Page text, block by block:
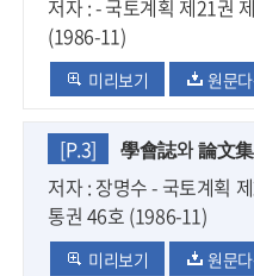
저자 : - 국토계획 제21권
(1986-11)
미리보기 원문
[P.3]
學會誌와 論文
저자 : 장명수 - 국토계획
통권 46호 (1986-11)
미리보기 원문